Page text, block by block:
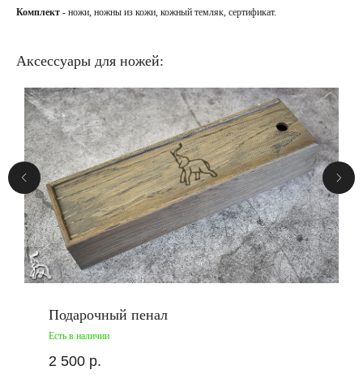
Комплект - ножи, ножны из кожи, кожный темляк, сертификат.
Аксессуары для ножей:
Подарочный пенал
Есть в наличии
2 500 р.